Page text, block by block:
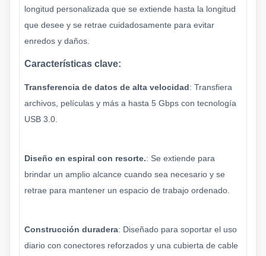
longitud personalizada que se extiende hasta la longitud
que desee y se retrae cuidadosamente para evitar
enredos y daños.
Características clave:
Transferencia de datos de alta velocidad: Transfiera
archivos, películas y más a hasta 5 Gbps con tecnología
USB 3.0.
Diseño en espiral con resorte.: Se extiende para
brindar un amplio alcance cuando sea necesario y se
retrae para mantener un espacio de trabajo ordenado.
Construcción duradera: Diseñado para soportar el uso
diario con conectores reforzados y una cubierta de cable